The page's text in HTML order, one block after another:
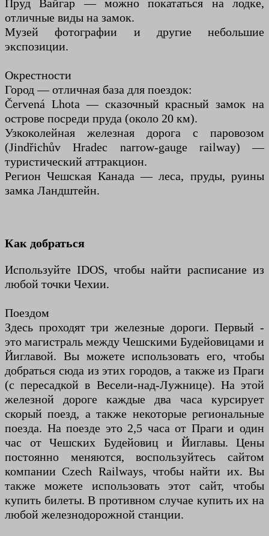
Пруд Вайгар — можно покататься на лодке,
отличные виды на замок.
Музей фотографии и другие небольшие
экспозиции.
Окрестности
Город — отличная база для поездок:
Červená Lhota — сказочный красный замок на
острове посреди пруда (около 20 км).
Узкоколейная железная дорога с паровозом
(Jindřichův Hradec narrow-gauge railway) —
туристический аттракцион.
Регион Чешская Канада — леса, пруды, руины
замка Ландштейн.
Как добраться
Используйте IDOS, чтобы найти расписание из
любой точки Чехии.
Поездом
Здесь проходят три железные дороги. Первый -
это магистраль между Чешскими Будейовицами и
Йиглавой. Вы можете использовать его, чтобы
добраться сюда из этих городов, а также из Праги
(с пересадкой в ​​Весели-над-Лужнице). На этой
железной дороге каждые два часа курсирует
скорый поезд, а также некоторые региональные
поезда. На поезде это 2,5 часа от Праги и один
час от Чешских Будейовиц и Йиглавы. Цены
постоянно меняются, воспользуйтесь сайтом
компании Czech Railways, чтобы найти их. Вы
также можете использовать этот сайт, чтобы
купить билеты. В противном случае купить их на
любой железнодорожной станции.